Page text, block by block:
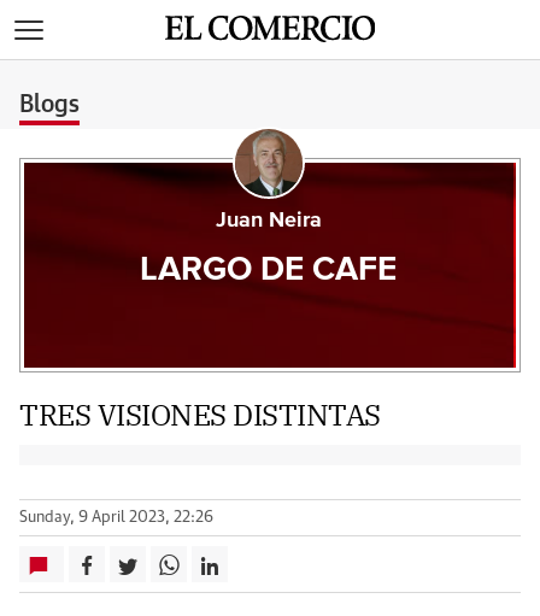
Blogs
Juan Neira
LARGO DE CAFE
TRES VISIONES DISTINTAS
Sunday, 9 April 2023, 22:26